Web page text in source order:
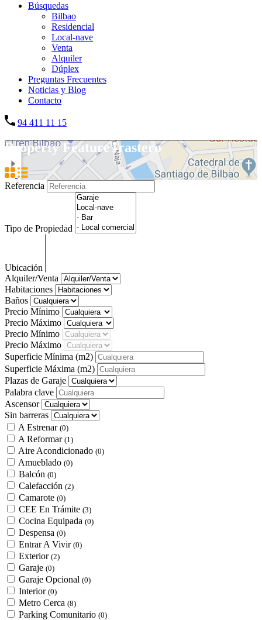
Búsquedas
Bilbao
Residencial
Local-nave
Venta
Alquiler
Dúplex
Preguntas Frecuentes
Noticias y Blog
Contacto
94 411 11 15
Property FeatureTrastero
Referencia
Tipo de Propiedad
Ubicación
Alquiler/Venta
Habitaciones
Baños
Precio Mínimo
Precio Máximo
Precio Mínimo
Precio Máximo
Superficie Mínima (m2)
Superficie Máxima (m2)
Plazas de Garaje
Palabra clave
Ascensor
Sin barreras
A Estrenar (0)
A Reformar (1)
Aire Acondicionado (0)
Amueblado (0)
Balcón (0)
Calefacción (2)
Camarote (0)
CEE En Trámite (3)
Cocina Equipada (0)
Despensa (0)
Entrar A Vivir (0)
Exterior (2)
Garaje (0)
Garaje Opcional (0)
Interior (0)
Metro Cerca (8)
Parking Comunitario (0)